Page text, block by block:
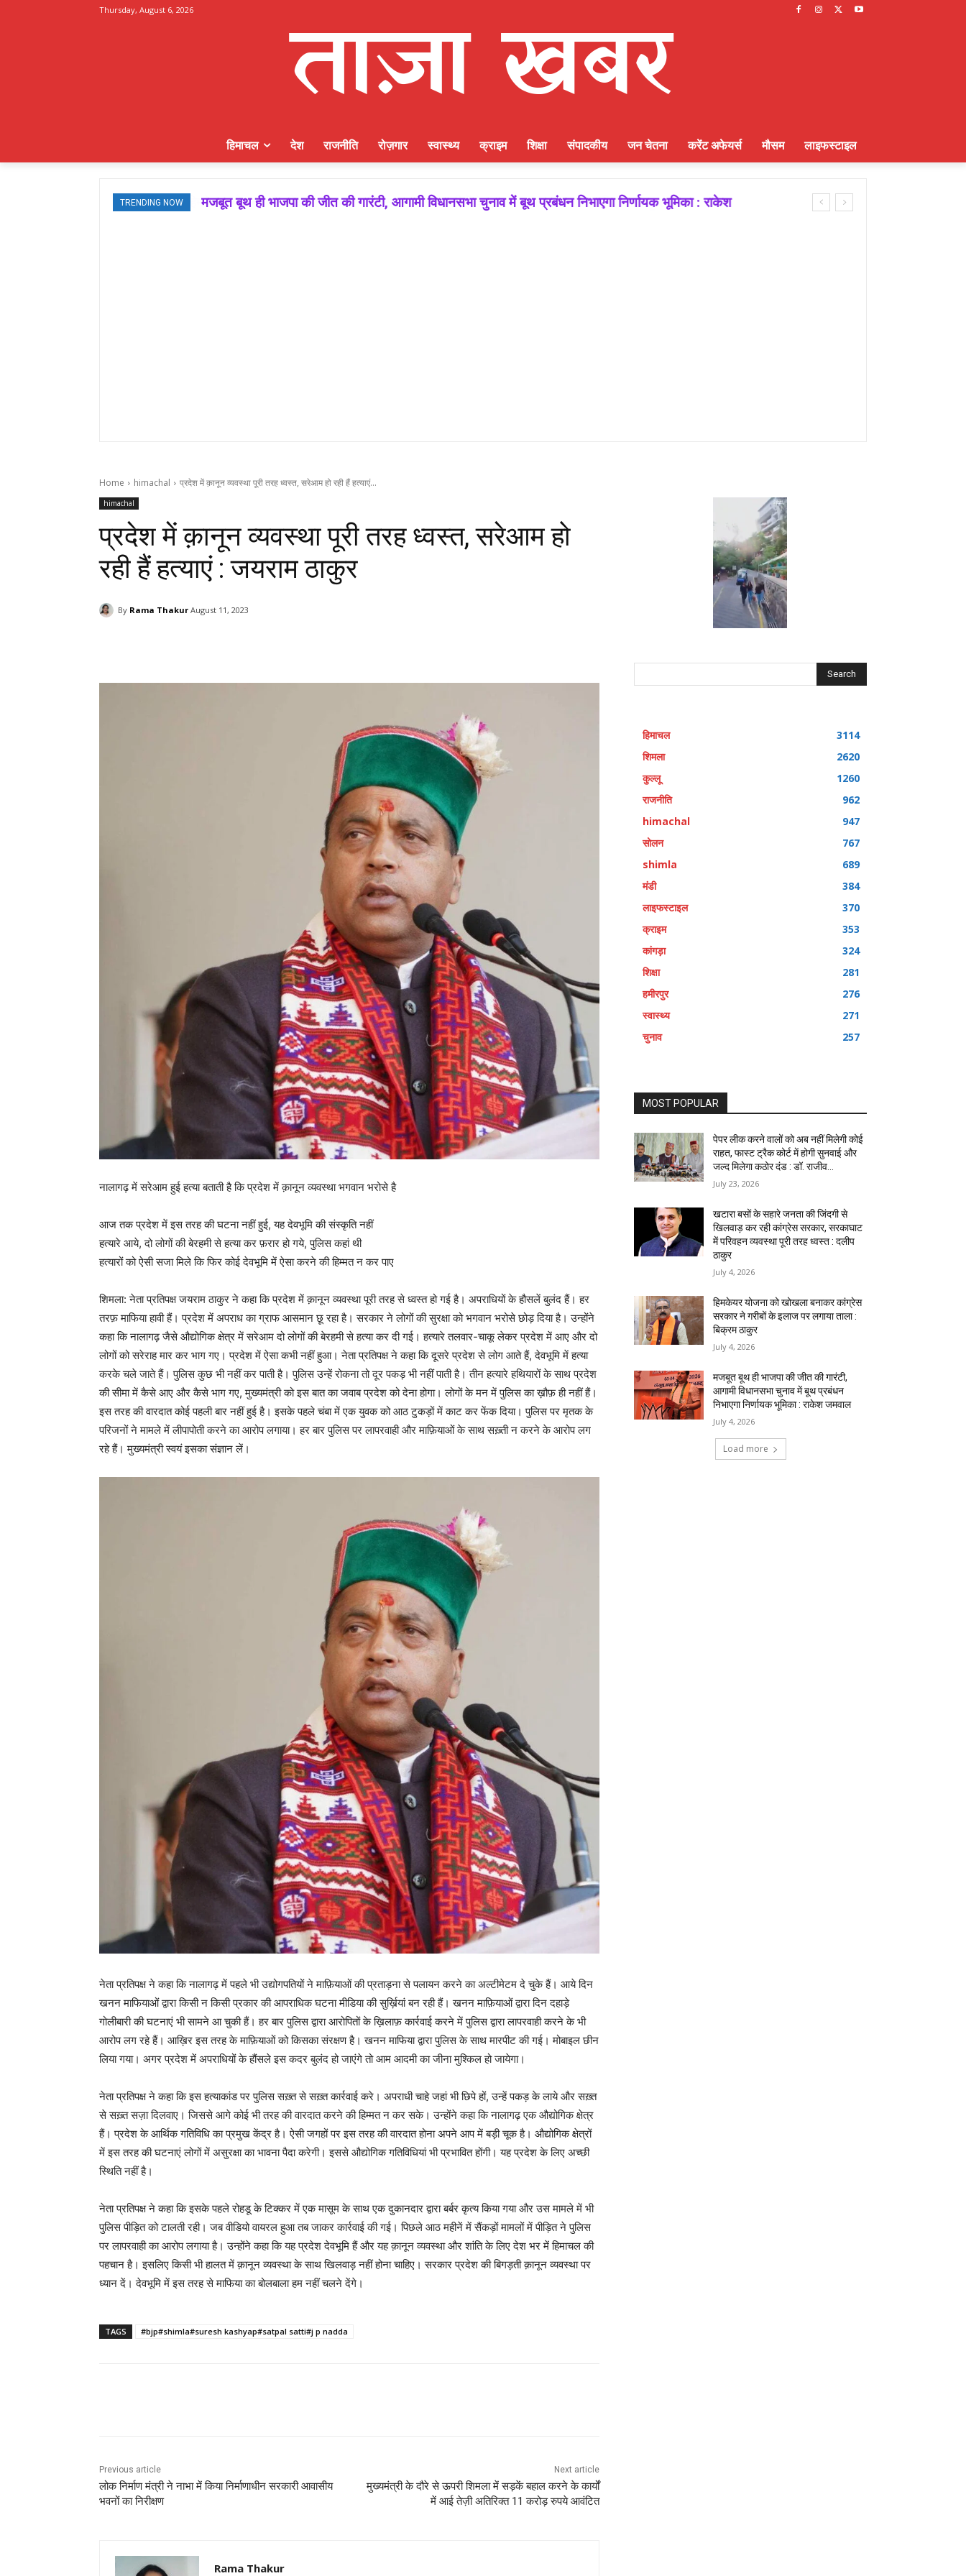
Thursday, August 6, 2026
हिमाचल देश राजनीति रोज़गार स्वास्थ्य क्राइम शिक्षा संपादकीय जन चेतना करेंट अफेयर्स मौसम लाइफस्टाइल
TRENDING NOW
मजबूत बूथ ही भाजपा की जीत की गारंटी, आगामी विधानसभा चुनाव में बूथ प्रबंधन निभाएगा निर्णायक भूमिका : राकेश
Home himachal प्रदेश में क़ानून व्यवस्था पूरी तरह ध्वस्त, सरेआम हो रही हैं हत्याएं...
himachal
प्रदेश में क़ानून व्यवस्था पूरी तरह ध्वस्त, सरेआम हो
रही हैं हत्याएं : जयराम ठाकुर
By Rama Thakur August 11, 2023
नालागढ़ में सरेआम हुई हत्या बताती है कि प्रदेश में क़ानून व्यवस्था भगवान भरोसे है
आज तक प्रदेश में इस तरह की घटना नहीं हुई, यह देवभूमि की संस्कृति नहीं
हत्यारे आये, दो लोगों की बेरहमी से हत्या कर फ़रार हो गये, पुलिस कहां थी
हत्यारों को ऐसी सजा मिले कि फिर कोई देवभूमि में ऐसा करने की हिम्मत न कर पाए
शिमला: नेता प्रतिपक्ष जयराम ठाकुर ने कहा कि प्रदेश में क़ानून व्यवस्था पूरी तरह से ध्वस्त हो गई है। अपराधियों के हौसलें बुलंद हैं। हर
तरफ़ माफिया हावी हैं। प्रदेश में अपराध का ग्राफ आसमान छू रहा है। सरकार ने लोगों की सुरक्षा को भगवान भरोसे छोड़ दिया है। उन्होंने
कहा कि नालागढ़ जैसे औद्योगिक क्षेत्र में सरेआम दो लोगों की बेरहमी से हत्या कर दी गई। हत्यारे तलवार-चाकू लेकर प्रदेश में आए और दो
लोगों को सरेराह मार कर भाग गए। प्रदेश में ऐसा कभी नहीं हुआ। नेता प्रतिपक्ष ने कहा कि दूसरे प्रदेश से लोग आते हैं, देवभूमि में हत्या
करके चले जाते हैं। पुलिस कुछ भी नहीं कर पाती है। पुलिस उन्हें रोकना तो दूर पकड़ भी नहीं पाती है। तीन हत्यारे हथियारों के साथ प्रदेश
की सीमा में कैसे आए और कैसे भाग गए, मुख्यमंत्री को इस बात का जवाब प्रदेश को देना होगा। लोगों के मन में पुलिस का ख़ौफ़ ही नहीं हैं।
इस तरह की वारदात कोई पहली बार नहीं हुई है। इसके पहले चंबा में एक युवक को आठ टुकड़ों में काट कर फेंक दिया। पुलिस पर मृतक के
परिजनों ने मामले में लीपापोती करने का आरोप लगाया। हर बार पुलिस पर लापरवाही और माफ़ियाओं के साथ सख़्ती न करने के आरोप लग
रहे हैं। मुख्यमंत्री स्वयं इसका संज्ञान लें।
नेता प्रतिपक्ष ने कहा कि नालागढ़ में पहले भी उद्योगपतियों ने माफ़ियाओं की प्रताड़ना से पलायन करने का अल्टीमेटम दे चुके हैं। आये दिन
खनन माफियाओं द्वारा किसी न किसी प्रकार की आपराधिक घटना मीडिया की सुर्ख़ियां बन रही हैं। खनन माफ़ियाओं द्वारा दिन दहाड़े
गोलीबारी की घटनाएं भी सामने आ चुकी हैं। हर बार पुलिस द्वारा आरोपितों के ख़िलाफ़ कार्रवाई करने में पुलिस द्वारा लापरवाही करने के भी
आरोप लग रहे हैं। आख़िर इस तरह के माफ़ियाओं को किसका संरक्षण है। खनन माफिया द्वारा पुलिस के साथ मारपीट की गई। मोबाइल छीन
लिया गया। अगर प्रदेश में अपराधियों के हौंसले इस कदर बुलंद हो जाएंगे तो आम आदमी का जीना मुश्किल हो जायेगा।
नेता प्रतिपक्ष ने कहा कि इस हत्याकांड पर पुलिस सख़्त से सख़्त कार्रवाई करे। अपराधी चाहे जहां भी छिपे हों, उन्हें पकड़ के लाये और सख़्त
से सख़्त सज़ा दिलवाए। जिससे आगे कोई भी तरह की वारदात करने की हिम्मत न कर सके। उन्होंने कहा कि नालागढ़ एक औद्योगिक क्षेत्र
हैं। प्रदेश के आर्थिक गतिविधि का प्रमुख केंद्र है। ऐसी जगहों पर इस तरह की वारदात होना अपने आप में बड़ी चूक है। औद्योगिक क्षेत्रों
में इस तरह की घटनाएं लोगों में असुरक्षा का भावना पैदा करेगी। इससे औद्योगिक गतिविधियां भी प्रभावित होंगी। यह प्रदेश के लिए अच्छी
स्थिति नहीं है।
नेता प्रतिपक्ष ने कहा कि इसके पहले रोहडू के टिक्कर में एक मासूम के साथ एक दुकानदार द्वारा बर्बर कृत्य किया गया और उस मामले में भी
पुलिस पीड़ित को टालती रही। जब वीडियो वायरल हुआ तब जाकर कार्रवाई की गई। पिछले आठ महीनें में सैंकड़ों मामलों में पीड़ित ने पुलिस
पर लापरवाही का आरोप लगाया है। उन्होंने कहा कि यह प्रदेश देवभूमि हैं और यह क़ानून व्यवस्था और शांति के लिए देश भर में हिमाचल की
पहचान है। इसलिए किसी भी हालत में क़ानून व्यवस्था के साथ खिलवाड़ नहीं होना चाहिए। सरकार प्रदेश की बिगड़ती क़ानून व्यवस्था पर
ध्यान दें। देवभूमि में इस तरह से माफिया का बोलबाला हम नहीं चलने देंगे।
TAGS #bjp#shimla#suresh kashyap#satpal satti#j p nadda
Previous article
लोक निर्माण मंत्री ने नाभा में किया निर्माणाधीन सरकारी आवासीय
भवनों का निरीक्षण
Next article
मुख्यमंत्री के दौरे से ऊपरी शिमला में सड़कें बहाल करने के कार्यों
में आई तेज़ी अतिरिक्त 11 करोड़ रुपये आवंटित
Rama Thakur
Search
हिमाचल
3114
शिमला
2620
कुल्लू
1260
राजनीति
962
himachal
947
सोलन
767
shimla
689
मंडी
384
लाइफस्टाइल
370
क्राइम
353
कांगड़ा
324
शिक्षा
281
हमीरपुर
276
स्वास्थ्य
271
चुनाव
257
MOST POPULAR
पेपर लीक करने वालों को अब नहीं मिलेगी कोई
राहत, फास्ट ट्रैक कोर्ट में होगी सुनवाई और
जल्द मिलेगा कठोर दंड : डॉ. राजीव...
July 23, 2026
खटारा बसों के सहारे जनता की जिंदगी से
खिलवाड़ कर रही कांग्रेस सरकार, सरकाघाट
में परिवहन व्यवस्था पूरी तरह ध्वस्त : दलीप
ठाकुर
July 4, 2026
हिमकेयर योजना को खोखला बनाकर कांग्रेस
सरकार ने गरीबों के इलाज पर लगाया ताला :
बिक्रम ठाकुर
July 4, 2026
मजबूत बूथ ही भाजपा की जीत की गारंटी,
आगामी विधानसभा चुनाव में बूथ प्रबंधन
निभाएगा निर्णायक भूमिका : राकेश जमवाल
July 4, 2026
Load more